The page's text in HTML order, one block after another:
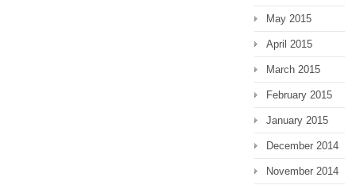
May 2015
April 2015
March 2015
February 2015
January 2015
December 2014
November 2014